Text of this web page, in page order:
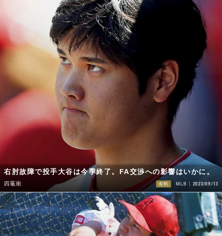
右肘故障で投手大谷は今季終了。FA交渉への影響はいかに。
四竈衛 有料 MLB 2023/09/13